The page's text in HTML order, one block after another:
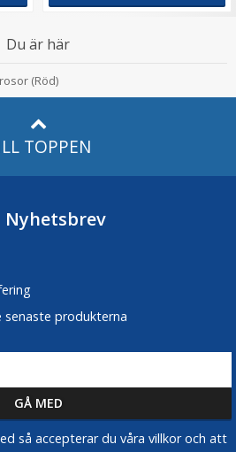
Du är här
(Röd)
TOPPEN
Nyhetsbrev
produkterna
så accepterar du våra villkor och att